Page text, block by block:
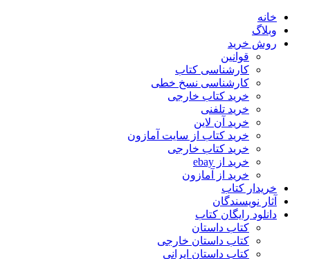
خانه
وبلاگ
روش خرید
قوانین
کارشناسی کتاب
کارشناسی نسخ خطی
خرید کتاب خارجی
خرید تلفنی
خرید آن لاین
خرید کتاب از سایت آمازون
خرید کتاب خارجی
خرید از ebay
خرید از آمازون
خریدار کتاب
آثار نویسندگان
دانلود رایگان کتاب
کتاب داستان
کتاب داستان خارجی
کتاب داستان ایرانی